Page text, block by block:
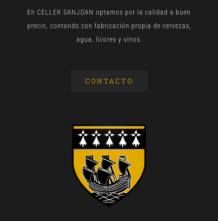
En CELLER SANJOAN optamos por la calidad a buen
precio, contando con fabricación propia de cervezas,
agua, licores y vinos.
CONTACTO